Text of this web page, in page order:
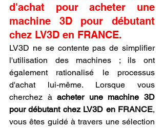
d'achat pour acheter une
machine 3D pour débutant
chez LV3D en FRANCE.
LV3D ne se contente pas de simplifier
l'utilisation des machines ; ils ont
également rationalisé le processus
d'achat lui-même. Lorsque vous
cherchez à acheter une machine 3D
pour débutant chez LV3D en FRANCE,
vous êtes guidé à travers une sélection